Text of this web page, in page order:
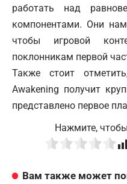
работать над
компонентами. Они
чтобы игровой
поклонникам первой
Также стоит
Awakening получит
представлено первое
Нажмите,
Вам также может